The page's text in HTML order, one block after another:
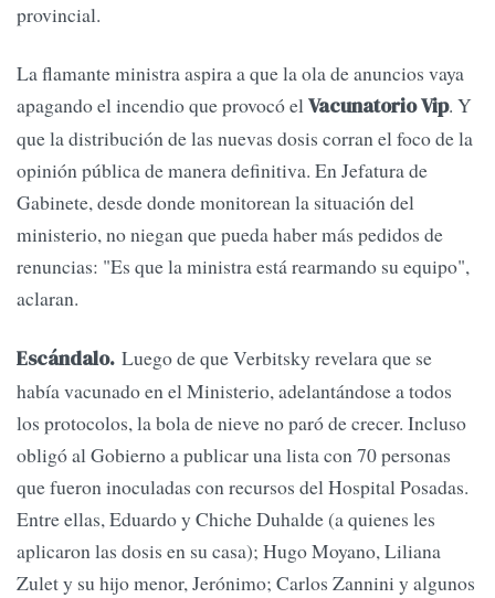
provincial.
La flamante ministra aspira a que la ola de anuncios vaya
apagando el incendio que provocó elVacunatorio Vip. Y
que la distribución de las nuevas dosis corran el foco de la
opinión pública de manera definitiva. En Jefatura de
Gabinete, desde donde monitorean la situación del
ministerio, no niegan que pueda haber más pedidos de
renuncias: "Es que la ministra está rearmando su equipo",
aclaran.
Escándalo. Luego de que Verbitsky revelara que se
había vacunado en el Ministerio, adelantándose a todos
los protocolos, la bola de nieve no paró de crecer. Incluso
obligó al Gobierno a publicar una lista con 70 personas
que fueron inoculadas con recursos del Hospital Posadas.
Entre ellas, Eduardo y Chiche Duhalde (a quienes les
aplicaron las dosis en su casa); Hugo Moyano, Liliana
Zulet y su hijo menor, Jerónimo; Carlos Zannini y algunos